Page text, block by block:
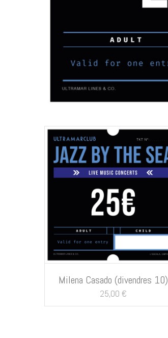
Milena Casado (divendres 10)
25,00 €